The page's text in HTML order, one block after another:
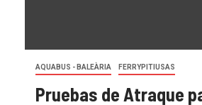
AQUABUS - BALEÀRIA FERRYPITIUSAS
Pruebas de Atraque